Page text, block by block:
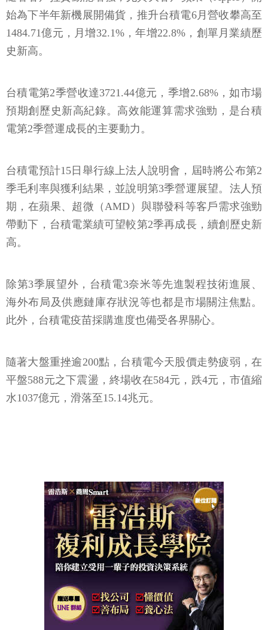
始為下半年新機展開備貨，推升台積電6月營收攀高至
1484.71億元，月增32.1%，年增22.8%，創單月業績歷
史新高。
台積電第2季營收達3721.44億元，季增2.68%，如市場
預期創歷史新高紀錄。高效能運算需求強勁，是台積
電第2季營運成長的主要動力。
台積電預計15日舉行線上法人說明會，屆時將公布第2
季毛利率與獲利結果，並說明第3季營運展望。法人預
期，在蘋果、超微（AMD）與聯發科等客戶需求強勁
帶動下，台積電業績可望較第2季再成長，續創歷史新
高。
除第3季展望外，台積電3奈米等先進製程技術進展、
海外布局及供應鏈庫存狀況等也都是市場關注焦點。
此外，台積電疫苗採購進度也備受各界關心。
隨著大盤重挫逾200點，台積電今天股價走勢疲弱，在
平盤588元之下震盪，終場收在584元，跌4元，市值縮
水1037億元，滑落至15.14兆元。